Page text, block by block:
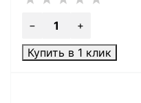
Купить в 1 клик